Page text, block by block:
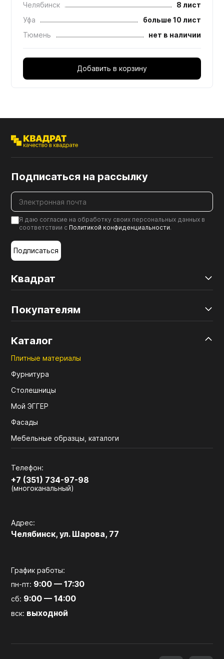
Челябинск
8 лист
Уфа
больше 10 лист
Тюмень
нет в наличии
Добавить в корзину
Квадрат
Покупателям
Каталог
Плитные материалы
Фурнитура
Столешницы
Мой ЭГГЕР
Фасады
Мебельные образцы, каталоги
Телефон:
+7 (351) 734-97-98
(многоканальный)
Адрес:
Челябинск, ул. Шарова, 77
График работы:
пн-пт: 9:00 — 17:30
сб: 9:00 — 14:00
вск: выходной
Подписаться на рассылку
Я даю согласие на обработку своих персональных данных в
соответствии с Политикой конфиденциальности.
Подписаться